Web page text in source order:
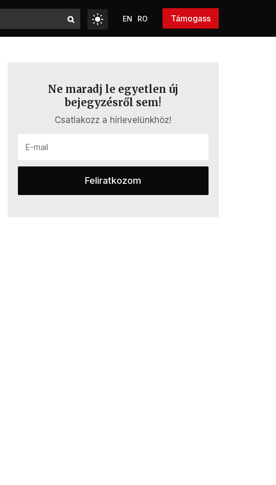
EN RO Támogass
Ne maradj le egyetlen új
bejegyzésről sem!
Csatlakozz a hírlevelünkhöz!